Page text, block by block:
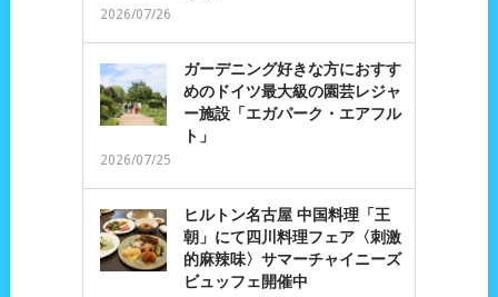
2026/07/26
ガーデニング好きな方におすす
めのドイツ最大級の園芸レジャ
ー施設「エガパーク・エアフル
ト」
2026/07/25
ヒルトン名古屋 中国料理「王
朝」にて四川料理フェア〈刺激
的麻辣味〉サマーチャイニーズ
ビュッフェ開催中